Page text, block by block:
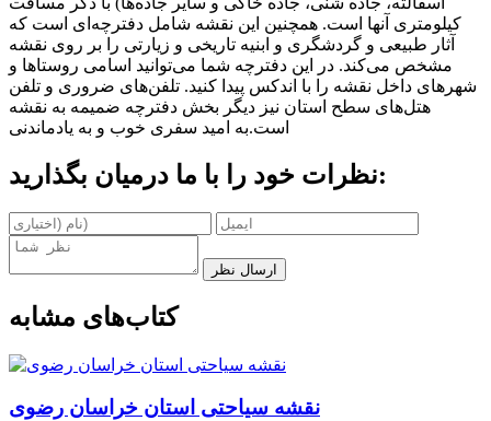
کیلومتری آنها است. همچنین این نقشه شامل دفترچه‌ای است که
آثار طبیعی و گردشگری و ابنیه تاریخی و زیارتی را بر روی نقشه
مشخص می‌کند. در این دفترچه شما می‌توانید اسامی روستاها و
شهرهای داخل نقشه را با اندکس پیدا کنید. تلفن‌های ضروری و تلفن
هتل‌های سطح استان نیز دیگر بخش دفترچه ضمیمه به نقشه
است.به امید سفری خوب و به یادماندنی
نظرات خود را با ما درمیان بگذارید:
ارسال نظر
کتاب‌های مشابه
نقشه سیاحتی استان خراسان رضوى